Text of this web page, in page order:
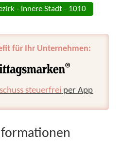
- Innere Stadt - 1010
für Ihr Unternehmen:
steuerfrei per App